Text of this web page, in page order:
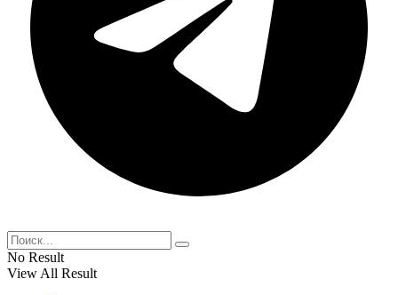
No Result
View All Result